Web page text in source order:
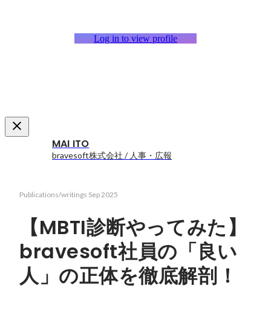
Log in to view profile
MAI ITO
bravesoft株式会社 / 人事・広報
Publications/writings Sep 2025
【MBTI診断やってみた】
bravesoft社員の「良い
人」の正体を徹底解剖！